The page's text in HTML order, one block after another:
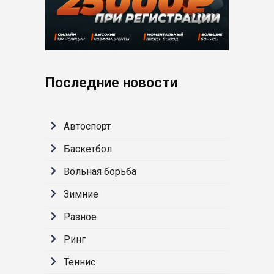
Последние новости
Автоспорт
Баскетбол
Вольная борьба
Зимние
Разное
Ринг
Теннис